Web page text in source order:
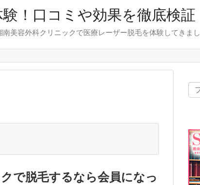
！口コミや効果を徹底検証
美容外科クリニックで医療レーザー脱毛を体験してきまし
で脱毛するなら会員になっ